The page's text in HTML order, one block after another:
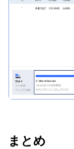
まとめ